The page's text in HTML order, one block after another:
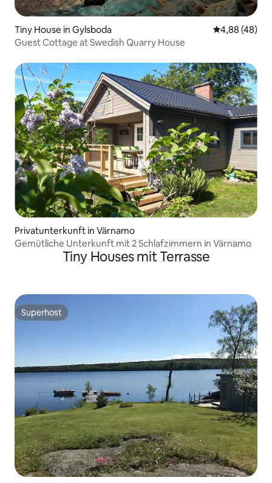
Tiny House in Gylsboda
4,88 (48)
Guest Cottage at Swedish Quarry House
Privatunterkunft in Värnamo
Gemütliche Unterkunft mit 2 Schlafzimmern in Värnamo
Tiny Houses mit Terrasse
Superhost
Superhost